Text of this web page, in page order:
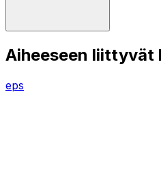
Aiheeseen liittyvät
eps